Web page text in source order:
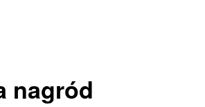
nagród